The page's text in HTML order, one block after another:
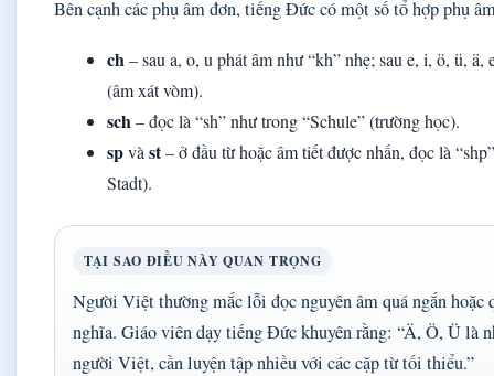
Bên cạnh các phụ âm đơn, tiếng Đức có một số tổ hợp phụ
ch– sau a, o, u phát âm như “kh” nhẹ; sau e, i, ö, ü, ä,
(âm xát vòm).
sch– đọc là “sh” như trong “Schule” (trường học).
spvà st– ở đầu từ hoặc âm tiết được nhấn, đọc là
Stadt).
TẠI SAO ĐIỀU NÀY QUAN TRỌNG
Người Việt thường mắc lỗi đọc nguyên âm quá ngắn hoặc
nghĩa. Giáo viên dạy tiếng Đức khuyên rằng: “Ä, Ö, Ü là
người Việt, cần luyện tập nhiều với các cặp từ tối thiểu.”